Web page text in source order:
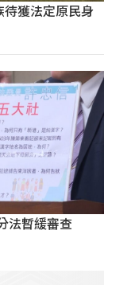
獲法定原民身
法暫緩審查